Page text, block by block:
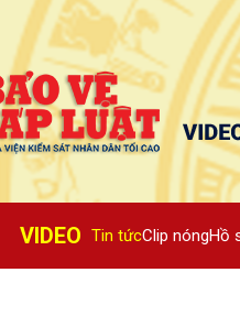
VIDEO Tin tứcClip nóngHồ